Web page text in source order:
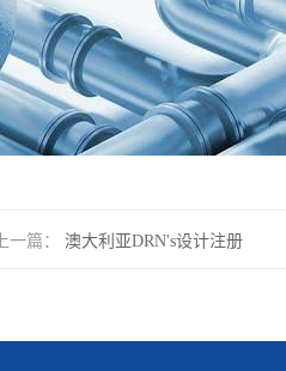
上一篇： 澳大利亚DRN's设计注册